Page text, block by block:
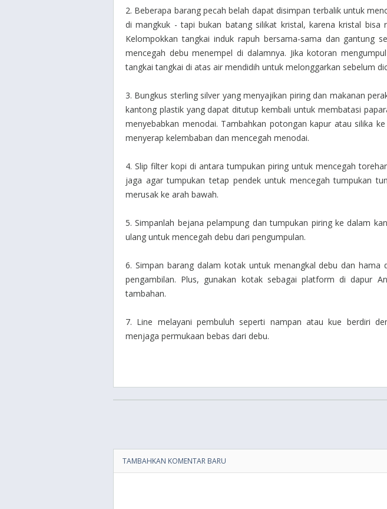
2. Beberapa barang pecah belah dapat disimpan terbalik untuk
di mangkuk - tapi bukan batang silikat kristal, karena kristal bisa
Kelompokkan tangkai induk rapuh bersama-sama dan gantung
mencegah debu menempel di dalamnya. Jika kotoran
tangkai tangkai di atas air mendidih untuk melonggarkan sebelum
3. Bungkus sterling silver yang menyajikan piring dan makanan
kantong plastik yang dapat ditutup kembali untuk membatasi
menyebabkan menodai. Tambahkan potongan kapur atau silika
menyerap kelembaban dan mencegah menodai.
4. Slip filter kopi di antara tumpukan piring untuk mencegah
jaga agar tumpukan tetap pendek untuk mencegah tumpukan
merusak ke arah bawah.
5. Simpanlah bejana pelampung dan tumpukan piring ke dalam
ulang untuk mencegah debu dari pengumpulan.
6. Simpan barang dalam kotak untuk menangkal debu dan hama
pengambilan. Plus, gunakan kotak sebagai platform di dapur
tambahan.
7. Line melayani pembuluh seperti nampan atau kue berdiri
menjaga permukaan bebas dari debu.
TAMBAHKAN KOMENTAR BARU